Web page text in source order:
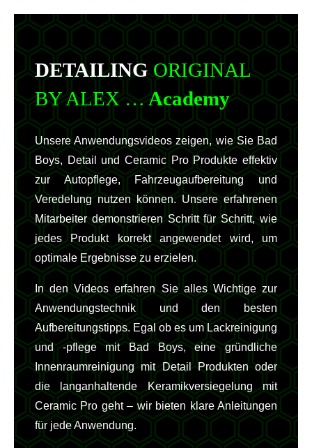
DETAILING ORIGINAL
BY ALEX …Academy
Unsere Anwendungsvideos zeigen, wie Sie Bad
Boys, Detail und Ceramic Pro Produkte effektiv
zur Autopflege, Fahrzeugaufbereitung und
Veredelung nutzen können. Unsere erfahrenen
Mitarbeiter demonstrieren Schritt für Schritt, wie
jedes Produkt korrekt angewendet wird, um
optimale Ergebnisse zu erzielen.
In den Videos erfahren Sie alles Wichtige zur
Anwendungstechnik und den besten
Aufbereitungstipps. Egal ob es um Lackreinigung
und -pflege mit Bad Boys, eine gründliche
Innenraumreinigung mit Detail Produkten oder
die langanhaltende Keramikversiegelung mit
Ceramic Pro geht – wir bieten klare Anleitungen
für jede Anwendung.